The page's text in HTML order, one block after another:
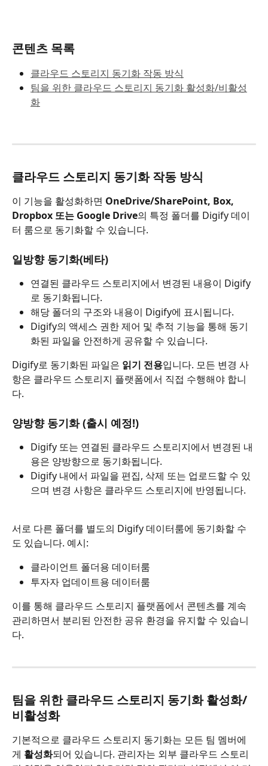
콘텐츠 목록
클라우드 스토리지 동기화 작동 방식
팀을 위한 클라우드 스토리지 동기화 활성화/비활성
화
클라우드 스토리지 동기화 작동 방식
이 기능을 활성화하면 OneDrive/SharePoint, Box,
Dropbox 또는 Google Drive의 특정 폴더를 Digify 데이
터 룸으로 동기화할 수 있습니다.
일방향 동기화(베타)
연결된 클라우드 스토리지에서 변경된 내용이 Digify
로 동기화됩니다.
해당 폴더의 구조와 내용이 Digify에 표시됩니다.
Digify의 액세스 권한 제어 및 추적 기능을 통해 동기
화된 파일을 안전하게 공유할 수 있습니다.
Digify로 동기화된 파일은 읽기 전용입니다. 모든 변경 사
항은 클라우드 스토리지 플랫폼에서 직접 수행해야 합니
다.
양방향 동기화 (출시 예정!)
Digify 또는 연결된 클라우드 스토리지에서 변경된 내
용은 양방향으로 동기화됩니다.
Digify 내에서 파일을 편집, 삭제 또는 업로드할 수 있
으며 변경 사항은 클라우드 스토리지에 반영됩니다.
서로 다른 폴더를 별도의 Digify 데이터룸에 동기화할 수
도 있습니다. 예시:
클라이언트 폴더용 데이터룸
투자자 업데이트용 데이터룸
이를 통해 클라우드 스토리지 플랫폼에서 콘텐츠를 계속
관리하면서 분리된 안전한 공유 환경을 유지할 수 있습니
다.
팀을 위한 클라우드 스토리지 동기화 활성화/
비활성화
기본적으로 클라우드 스토리지 동기화는 모든 팀 멤버에
게 활성화되어 있습니다. 관리자는 외부 클라우드 스토리